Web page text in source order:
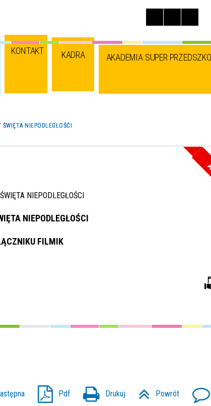
KONTAKT KADRA AKADEMIA SUPER
ŚWIĘTA NIEPODLEGŁOŚĆI
NIEPODLEGŁOŚCI
FILMIK
Pdf Drukuj Powrót